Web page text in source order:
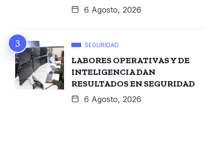
6 Agosto, 2026
SEGURIDAD
LABORES OPERATIVAS Y DE
INTELIGENCIA DAN
RESULTADOS EN SEGURIDAD
6 Agosto, 2026